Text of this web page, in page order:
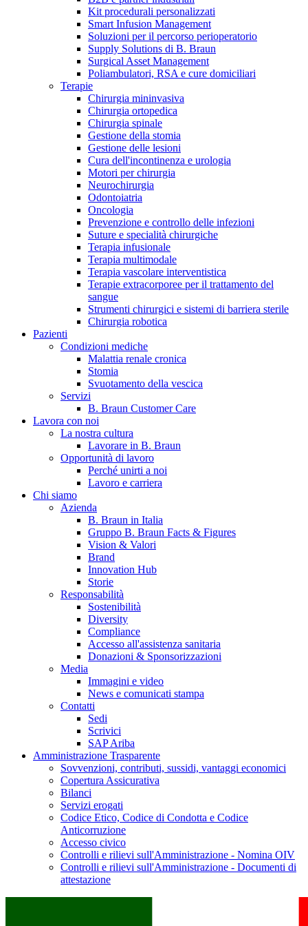
Catalogo prodotti
Trova il prodotto che stai cercando. Visita il catalogo B.
Braun con il nostro portfolio completo.
Hai domande o richieste? Scrivici per entrare subito in
contatto con un nostro referente.
B. Braun in Italia
Scopri chi siamo ed entra nel mondo di B. Braun in Italia: 4
sedi, 4 aziende, più di 700 dipendenti e un Centro di
Eccellenza a livello globale.
Kit procedurali personalizzati
Smart Infusion Management
Soluzioni per il percorso perioperatorio
Supply Solutions di B. Braun
Surgical Asset Management
Poliambulatori, RSA e cure domiciliari
Terapie
Chirurgia mininvasiva
Chirurgia ortopedica
Chirurgia spinale
Gestione della stomia
Gestione delle lesioni
Cura dell'incontinenza e urologia
Motori per chirurgia
Neurochirurgia
Odontoiatria
Oncologia
Prevenzione e controllo delle infezioni
Suture e specialità chirurgiche
Terapia infusionale
Terapia multimodale
Terapia vascolare interventistica
Terapie extracorporee per il trattamento del
sangue
Strumenti chirurgici e sistemi di barriera sterile
Chirurgia robotica
Pazienti
Condizioni mediche
Malattia renale cronica
Stomia
Svuotamento della vescica
Servizi
B. Braun Customer Care
Lavora con noi
La nostra cultura
Lavorare in B. Braun
Opportunità di lavoro
Perché unirti a noi
Lavoro e carriera
Chi siamo
Azienda
B. Braun in Italia
Gruppo B. Braun Facts & Figures
Vision & Valori
Brand
Innovation Hub
Storie
Responsabilità
Sostenibilità
Diversity
Compliance
Accesso all'assistenza sanitaria
Donazioni & Sponsorizzazioni
Media
Immagini e video
News e comunicati stampa
Contatti
Sedi
Scrivici
SAP Ariba
Amministrazione Trasparente
Sovvenzioni, contributi, sussidi, vantaggi economici
Copertura Assicurativa
Bilanci
Servizi erogati
Codice Etico, Codice di Condotta e Codice
Anticorruzione
Accesso civico
Controlli e rilievi sull'Amministrazione - Nomina OIV
Controlli e rilievi sull'Amministrazione - Documenti di
attestazione